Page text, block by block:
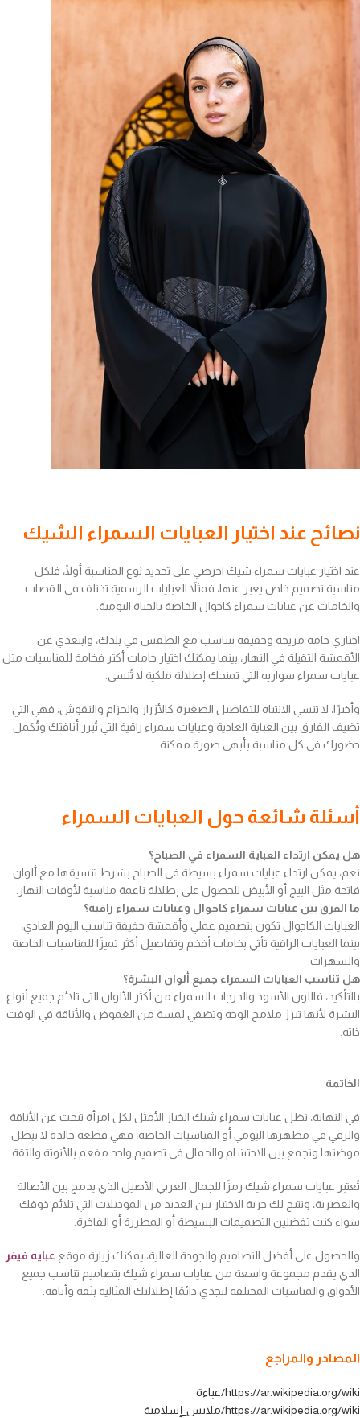
نصائح عند اختيار العبايات السمراء الشيك
عند اختيار عبايات سمراء شيك احرصي على تحديد نوع المناسبة أولًا، فلكل
مناسبة تصميم خاص يعبر عنها، فمثلاً العبايات الرسمية تختلف في القصات
والخامات عن عبايات سمراء كاجوال الخاصة بالحياة اليومية.
اختاري خامة مريحة وخفيفة تتناسب مع الطقس في بلدك، وابتعدي عن
الأقمشة الثقيلة في النهار، بينما يمكنك اختيار خامات أكثر فخامة للمناسبات مثل
عبايات سمراء سواريه التي تمنحك إطلالة ملكية لا تُنسى.
وأخيرًا، لا تنسي الانتباه للتفاصيل الصغيرة كالأزرار والحزام والنقوش، فهي التي
تضيف الفارق بين العباية العادية وعبايات سمراء راقية التي تُبرز أناقتك وتُكمل
حضورك في كل مناسبة بأبهى صورة ممكنة.
أسئلة شائعة حول العبايات السمراء
هل يمكن ارتداء العباية السمراء في الصباح؟
نعم، يمكن ارتداء عبايات سمراء بسيطة في الصباح بشرط تنسيقها مع ألوان
فاتحة مثل البيج أو الأبيض للحصول على إطلالة ناعمة مناسبة لأوقات النهار.
ما الفرق بين عبايات سمراء كاجوال وعبايات سمراء راقية؟
العبايات الكاجوال تكون بتصميم عملي وأقمشة خفيفة تناسب اليوم العادي،
بينما العبايات الراقية تأتي بخامات أفخم وتفاصيل أكثر تميزًا للمناسبات الخاصة
والسهرات.
هل تناسب العبايات السمراء جميع ألوان البشرة؟
بالتأكيد، فاللون الأسود والدرجات السمراء من أكثر الألوان التي تلائم جميع أنواع
البشرة لأنها تبرز ملامح الوجه وتضفي لمسة من الغموض والأناقة في الوقت
ذاته.
الخاتمة
في النهاية، تظل عبايات سمراء شيك الخيار الأمثل لكل امرأة تبحث عن الأناقة
والرقي في مظهرها اليومي أو المناسبات الخاصة، فهي قطعة خالدة لا تبطل
موضتها وتجمع بين الاحتشام والجمال في تصميم واحد مفعم بالأنوثة والثقة.
تُعتبر عبايات سمراء شيك رمزًا للجمال العربي الأصيل الذي يدمج بين الأصالة
والعصرية، وتتيح لك حرية الاختيار بين العديد من الموديلات التي تلائم ذوقك
سواء كنت تفضلين التصميمات البسيطة أو المطرزة أو الفاخرة.
وللحصول على أفضل التصاميم والجودة العالية، يمكنك زيارة موقع عبايه فيفر
الذي يقدم مجموعة واسعة من عبايات سمراء شيك بتصاميم تناسب جميع
الأذواق والمناسبات المختلفة لتجدي دائمًا إطلالتك المثالية بثقة وأناقة.
المصادر والمراجع
https://ar.wikipedia.org/wiki/عباءة
https://ar.wikipedia.org/wiki/ملابس_إسلامية